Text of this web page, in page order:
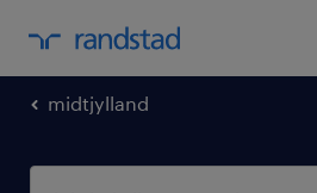
midtjylland